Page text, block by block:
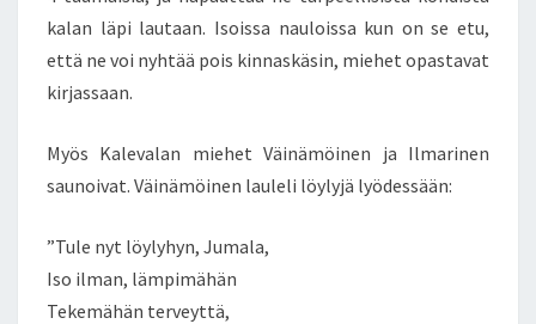
kalan läpi lautaan. Isoissa nauloissa kun on se etu,
että ne voi nyhtää pois kinnaskäsin, miehet opastavat
kirjassaan.
Myös Kalevalan miehet Väinämöinen ja Ilmarinen
saunoivat. Väinämöinen lauleli löylyjä lyödessään:
”Tule nyt löylyhyn, Jumala,
Iso ilman, lämpimähän
Tekemähän terveyttä,